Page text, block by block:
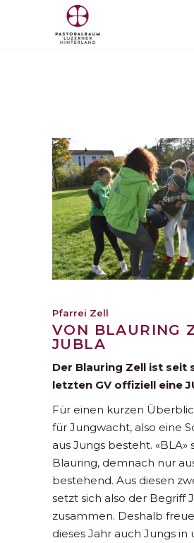
Pfarrei Zell
VON BLAURING
JUBLA
Der Blauring Zell ist seit
letzten GV offiziell eine
Für einen kurzen
für Jungwacht, also eine
aus Jungs besteht. «BLA»
Blauring, demnach nur
bestehend. Aus diesen
setzt sich also der Begriff
zusammen. Deshalb
dieses Jahr auch Jungs in